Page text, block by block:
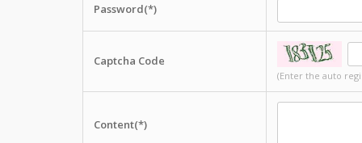
Password(*)
Captcha Code
(Enter the auto
Content(*)